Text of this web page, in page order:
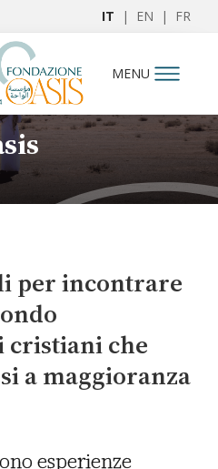
IT | EN | FR
MENU
per incontrare
cristiani che
a maggioranza
esperienze